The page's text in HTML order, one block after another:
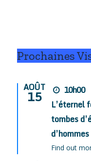
Prochaines
AOÛT
15
10h00
L’éternel
tombes
Find out